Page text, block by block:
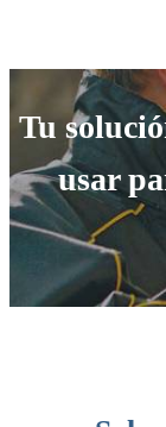
Tu
usar